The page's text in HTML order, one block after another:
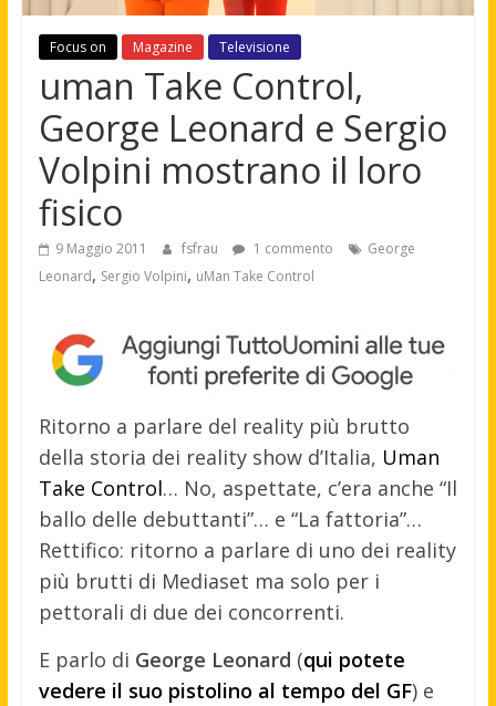
Focus on Magazine Televisione
uman Take Control,
George Leonard e Sergio
Volpini mostrano il loro
fisico
9 Maggio 2011 fsfrau 1 commento
George
Leonard, Sergio Volpini, uMan Take Control
Ritorno a parlare del reality più brutto
della storia dei reality show d’Italia, Uman
Take Control… No, aspettate, c’era anche “Il
ballo delle debuttanti”… e “La fattoria”…
Rettifico: ritorno a parlare di uno dei reality
più brutti di Mediaset ma solo per i
pettorali di due dei concorrenti.
E parlo di George Leonard (qui potete
vedere il suo pistolino al tempo del GF) e